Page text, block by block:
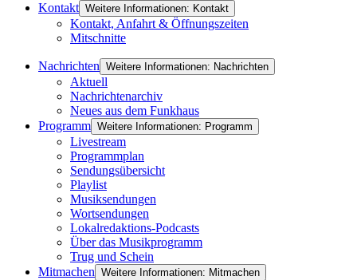
Kontakt Weitere Informationen: Kontakt
Kontakt, Anfahrt & Öffnungszeiten
Mitschnitte
Nachrichten Weitere Informationen: Nachrichten
Aktuell
Nachrichtenarchiv
Neues aus dem Funkhaus
Programm Weitere Informationen: Programm
Livestream
Programmplan
Sendungsübersicht
Playlist
Musiksendungen
Wortsendungen
Lokalredaktions-Podcasts
Über das Musikprogramm
Trug und Schein
Mitmachen Weitere Informationen: Mitmachen